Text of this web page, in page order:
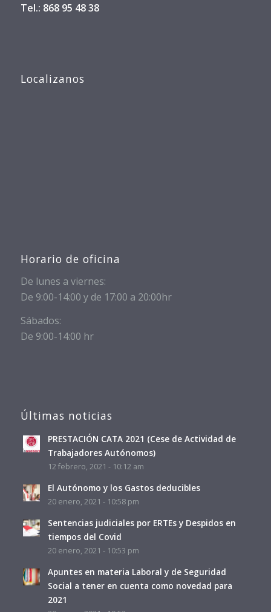
Tel.: 868 95 48 38
Localizanos
Horario de oficina
De lunes a viernes:
De 9:00-14:00 y de 17:00 a 20:00hr
Sábados:
De 9:00-14:00 hr
Últimas noticias
PRESTACIÓN CATA 2021 (Cese de Actividad de
Trabajadores Autónomos)
12 febrero, 2021 - 10:12 am
El Autónomo y los Gastos deducibles
20 enero, 2021 - 10:58 pm
Sentencias judiciales por ERTEs y Despidos en
tiempos del Covid
20 enero, 2021 - 10:53 pm
Apuntes en materia Laboral y de Seguridad
Social a tener en cuenta como novedad para
2021